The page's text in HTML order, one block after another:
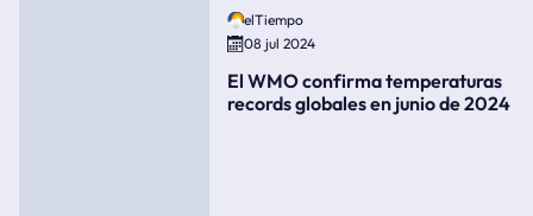
elTiempo
08 jul 2024
El WMO confirma temperaturas
records globales en junio de 2024